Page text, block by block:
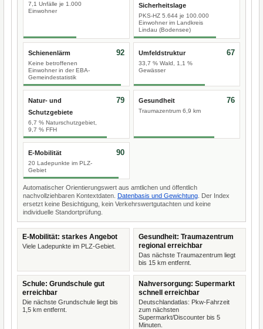
7,1 Unfälle je 1.000
Einwohner
Sicherheitslage
PKS-HZ 5.644 je 100.000
Einwohner im Landkreis
Lindau (Bodensee)
Schienenlärm
Keine betroffenen
Einwohner in der EBA-
Gemeindestatistik
92 Umfeldstruktur
33,7 % Wald, 1,1 %
Gewässer
67
Natur- und
Schutzgebiete
6,7 % Naturschutzgebiet,
9,7 % FFH
79 Gesundheit
Traumazentrum 6,9 km
76
E-Mobilität
20 Ladepunkte im PLZ-
Gebiet
90
Automatischer Orientierungswert aus amtlichen und öffentlich
nachvollziehbaren Kontextdaten. Datenbasis und Gewichtung . Der Index
ersetzt keine Besichtigung, kein Verkehrswertgutachten und keine
individuelle Standortprüfung.
E-Mobilität: starkes Angebot
Viele Ladepunkte im PLZ-Gebiet.
Gesundheit: Traumazentrum
regional erreichbar
Das nächste Traumazentrum liegt
bis 15 km entfernt.
Schule: Grundschule gut
erreichbar
Die nächste Grundschule liegt bis
1,5 km entfernt.
Nahversorgung: Supermarkt
schnell erreichbar
Deutschlandatlas: Pkw-Fahrzeit
zum nächsten
Supermarkt/Discounter bis 5
Minuten.